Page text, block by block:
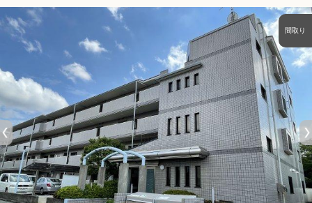
間取り
企業情報
ログイン 会員登録